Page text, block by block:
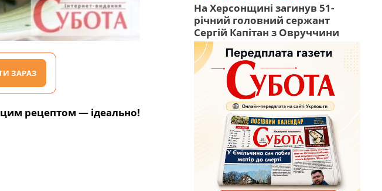
ЗАРАЗ
цим рецептом — ідеально!
На Херсонщині загинув 51-
річний головний сержант
Сергій Капітан з Овруччини